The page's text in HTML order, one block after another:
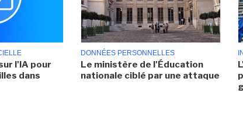
l'IA pour
dans
DONNÉES PERSONNELLES
Le ministère de l'Éducation
nationale ciblé par une attaque